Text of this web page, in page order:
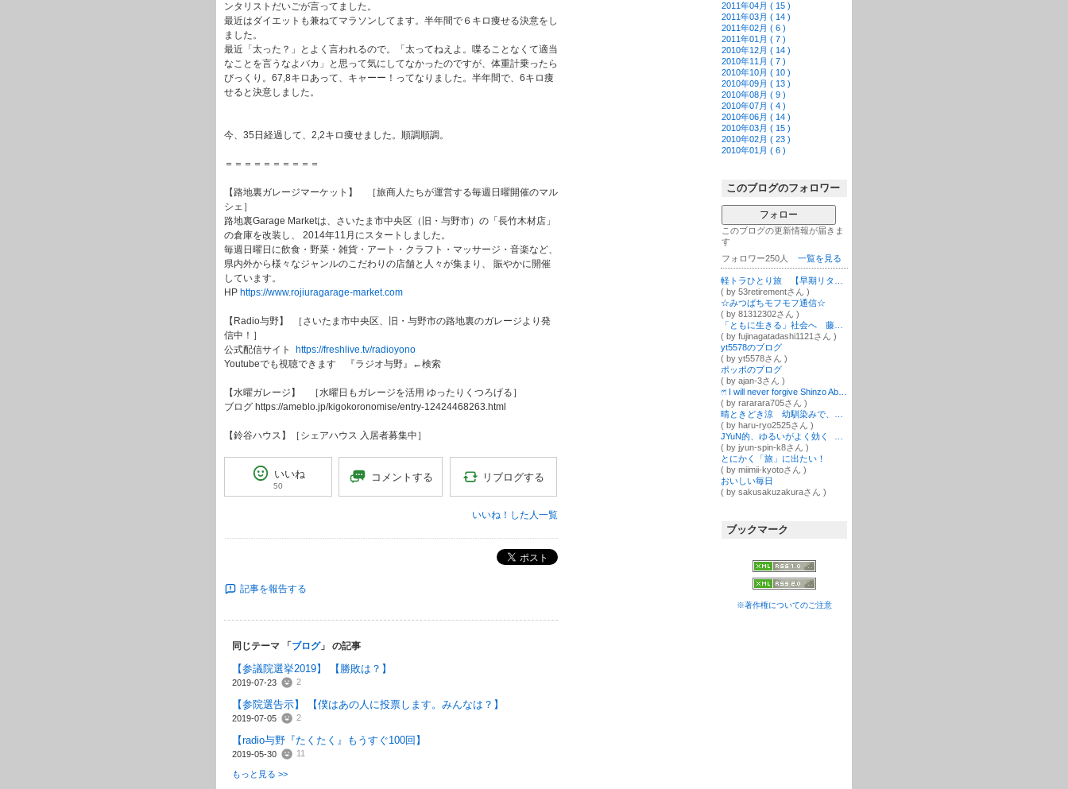
ンタリストだいごが言ってました。
最近はダイエットも兼ねてマラソンしてます。半年間で６キロ痩せる決意をし
ました。
最近「太った？」とよく言われるので。「太ってねえよ。喋ることなくて適当
なことを言うなよバカ」と思って気にしてなかったのですが、体重計乗ったら
びっくり。67,8キロあって、キャーー！ってなりました。半年間で、6キロ痩
せると決意しました。
今、35日経過して、2,2キロ痩せました。順調順調。
＝＝＝＝＝＝＝＝＝＝
【路地裏ガレージマーケット】 ［旅商人たちが運営する毎週日曜開催のマル
シェ］
路地裏Garage Marketは、さいたま市中央区（旧・与野市）の「長竹木材店」
の倉庫を改装し、 2014年11月にスタートしました。
毎週日曜日に飲食・野菜・雑貨・アート・クラフト・マッサージ・音楽など、
県内外から様々なジャンルのこだわりの店舗と人々が集まり、 賑やかに開催
しています。
HP https://www.rojiuragarage-market.com
【Radio与野】 ［さいたま市中央区、旧・与野市の路地裏のガレージより発
信中！］
公式配信サイト https://freshlive.tv/radioyono
Youtubeでも視聴できます 『ラジオ与野』←検索
【水曜ガレージ】 ［水曜日もガレージを活用 ゆったりくつろげる］
ブログ https://ameblo.jp/kigokoronomise/entry-12424468263.html
【鈴谷ハウス】［シェアハウス 入居者募集中］
いいね
50
コメントする リブログする
いいね！した人一覧
ポスト
記事を報告する
同じテーマ 「 ブログ」 の記事
【参議院選挙2019】 【勝敗は？】
2019-07-23 2
【参院選告示】 【僕はあの人に投票します。みんなは？】
2019-07-05 2
【radio与野『たくたく』もうすぐ100回】
2019-05-30 11
もっと見る >>
2011年04月 ( 15 )
2011年03月 ( 14 )
2011年02月 ( 6 )
2011年01月 ( 7 )
2010年12月 ( 14 )
2010年11月 ( 7 )
2010年10月 ( 10 )
2010年09月 ( 13 )
2010年08月 ( 9 )
2010年07月 ( 4 )
2010年06月 ( 14 )
2010年03月 ( 15 )
2010年02月 ( 23 )
2010年01月 ( 6 )
このブログのフォロワー
フォロー
このブログの更新情報が届きま
す
フォロワー250人
一覧を見る
( by 53retirementさん )
☆みつばちモフモフ通信☆
( by 81312302さん )
( by fujinagatadashi1121さん )
yt5578のブログ
( by yt5578さん )
ポッポのブログ
( by ajan-3さん )
( by rararara705さん )
( by haru-ryo2525さん )
( by jyun-spin-k8さん )
とにかく「旅」に出たい！
( by miimii-kyotoさん )
おいしい毎日
( by sakusakuzakuraさん )
ブックマーク
※著作権についてのご注意